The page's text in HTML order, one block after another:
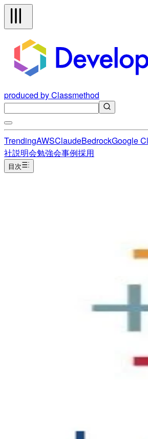
produced by Classmethod
TrendingAWSClaudeBedrockGoogle
社説明会勉強会事例採用
目次